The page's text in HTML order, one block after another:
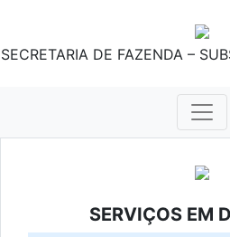
SECRETARIA DE FAZENDA –
SERVIÇOS EM